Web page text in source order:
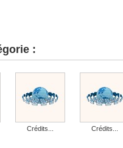
:
Crédits... Crédits...